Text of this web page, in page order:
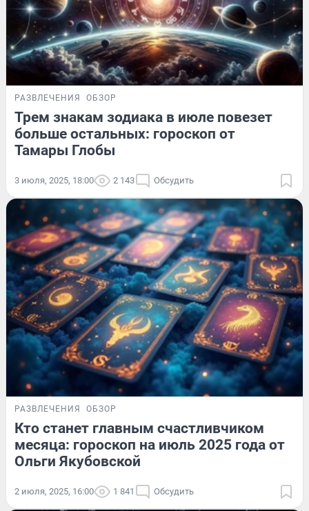
РАЗВЛЕЧЕНИЯ ОБЗОР
Трем знакам зодиака в июле повезет
больше остальных: гороскоп от
Тамары Глобы
3 июля, 2025, 18:00 2 143 Обсудить
РАЗВЛЕЧЕНИЯ ОБЗОР
Кто станет главным счастливчиком
месяца: гороскоп на июль 2025 года от
Ольги Якубовской
2 июля, 2025, 16:00 1 841 Обсудить